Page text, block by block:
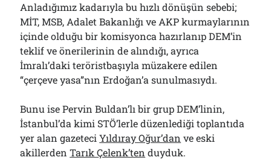
Anladığımız kadarıyla bu hızlı dönüşün sebebi;
MİT, MSB, Adalet Bakanlığı ve AKP kurmaylarının
içinde olduğu bir komisyonca hazırlanıp DEM’in
teklif ve önerilerinin de alındığı, ayrıca
İmralı’daki teröristbaşıyla müzakere edilen
“çerçeve yasa”nın Erdoğan’a sunulmasıydı.
Bunu ise Pervin Buldan’lı bir grup DEM’linin,
İstanbul’da kimi STÖ’lerle düzenlediği toplantıda
yer alan gazeteciYıldıray Oğur’dan ve eski
akillerdenTarık Çelenk’ten duyduk.